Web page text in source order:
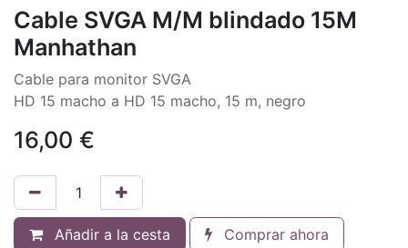
Cable SVGA M/M blindado 15M
Manhathan
Cable para monitor SVGA
HD 15 macho a HD 15 macho, 15 m, negro
16,00 €
Añadir a la cesta Comprar ahora